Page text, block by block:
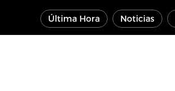
Última Hora Noticias